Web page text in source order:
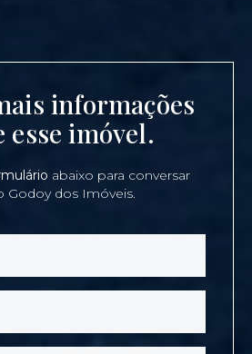
informações
esse imóvel.
abaixo para conversar
Godoy dos Imóveis.